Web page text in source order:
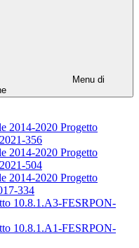
Menu di
2014-2020 Progetto
356
2014-2020 Progetto
504
2014-2020 Progetto
334
10.8.1.A3-FESRPON-
10.8.1.A1-FESRPON-